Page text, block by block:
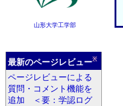
山形大学工学部
最新のページレビュー※
ページレビューによる
質問・コメント機能を
追加 ＜要：学認ログ